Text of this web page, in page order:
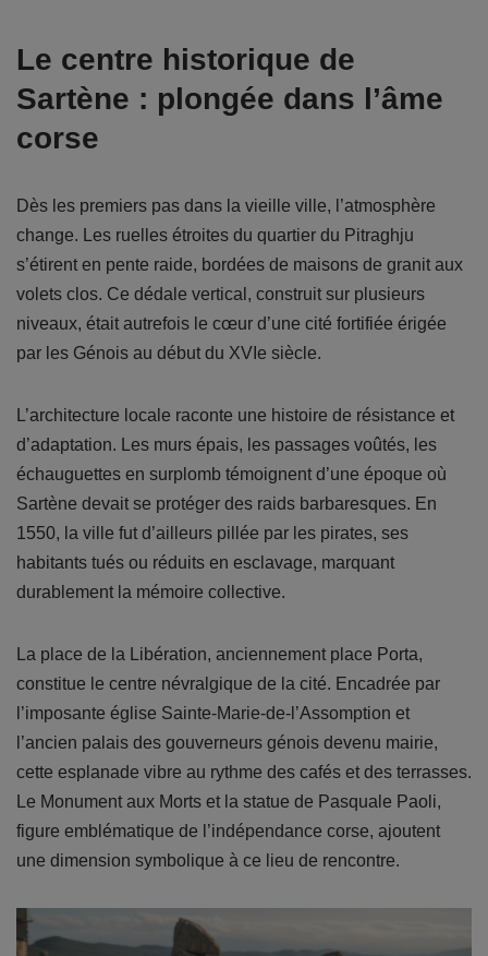
Le centre historique de
Sartène : plongée dans l’âme
corse
Dès les premiers pas dans la vieille ville, l’atmosphère
change. Les ruelles étroites du quartier du Pitraghju
s’étirent en pente raide, bordées de maisons de granit aux
volets clos. Ce dédale vertical, construit sur plusieurs
niveaux, était autrefois le cœur d’une cité fortifiée érigée
par les Génois au début du XVIe siècle.
L’architecture locale raconte une histoire de résistance et
d’adaptation. Les murs épais, les passages voûtés, les
échauguettes en surplomb témoignent d’une époque où
Sartène devait se protéger des raids barbaresques. En
1550, la ville fut d’ailleurs pillée par les pirates, ses
habitants tués ou réduits en esclavage, marquant
durablement la mémoire collective.
La place de la Libération, anciennement place Porta,
constitue le centre névralgique de la cité. Encadrée par
l’imposante église Sainte-Marie-de-l’Assomption et
l’ancien palais des gouverneurs génois devenu mairie,
cette esplanade vibre au rythme des cafés et des terrasses.
Le Monument aux Morts et la statue de Pasquale Paoli,
figure emblématique de l’indépendance corse, ajoutent
une dimension symbolique à ce lieu de rencontre.